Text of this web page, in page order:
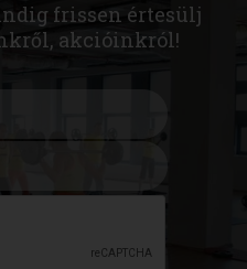
frissen értesülj
akcióinkról!